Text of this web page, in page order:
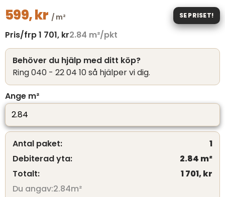
599,kr / m² SE PRISET!
Pris/frp1 701, kr2.84 m²/pkt
Behöver du hjälp med ditt köp?
Ring 040 - 22 04 10 så hjälper vi dig.
Ange m²
Antal paket:
1
Debiterad yta:
2.84 m²
Totalt:
1 701, kr
Du angav:2.84m²